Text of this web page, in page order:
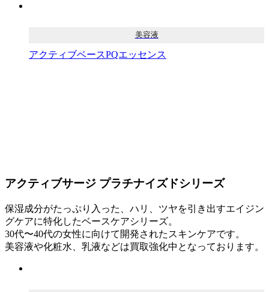
美容液
アクティブベースPQエッセンス
アクティブサージ プラチナイズドシリーズ
保湿成分がたっぷり入った、ハリ、ツヤを引き出すエイジン
グケアに特化したベースケアシリーズ。
30代〜40代の女性に向けて開発されたスキンケアです。
美容液や化粧水、乳液などは買取強化中となっております。